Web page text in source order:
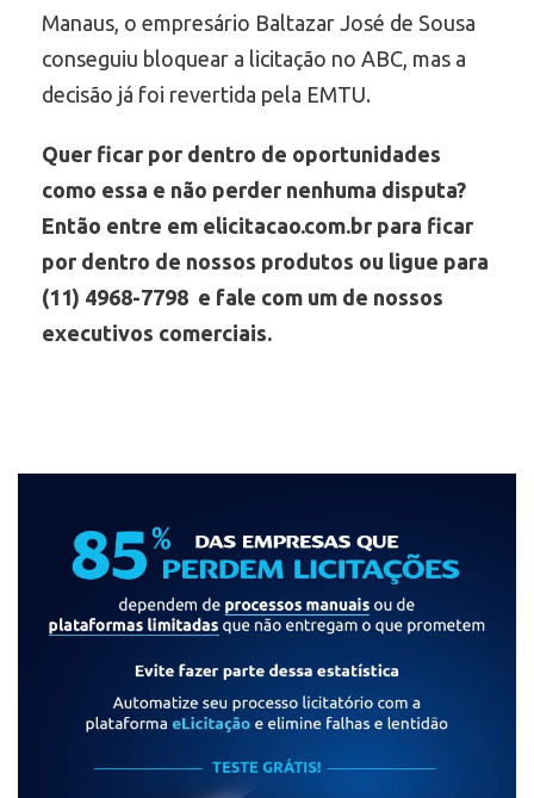
Manaus, o empresário Baltazar José de Sousa
conseguiu bloquear a licitação no ABC, mas a
decisão já foi revertida pela EMTU.
Quer ficar por dentro de oportunidades
como essa e não perder nenhuma disputa?
Então entre em elicitacao.com.br para ficar
por dentro de nossos produtos ou ligue para
(11) 4968-7798 e fale com um de nossos
executivos comerciais.